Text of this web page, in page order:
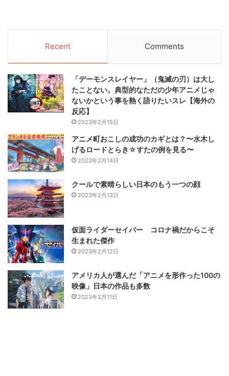
Recent Comments
「デーモンスレイヤー」（鬼滅の刃）は大し
たことない。典型的なただの少年アニメじゃ
ないかという事を熱く語りたいスレ【海外の
反応】
2023年2月15日
アニメ町おこしの成功のカギとは？〜水木し
げるロードとらき☆すたの例を見る〜
2023年2月14日
クールで素晴らしい日本のもう一つの顔
2023年2月13日
仮面ライダーセイバー コロナ禍だからこそ
生まれた傑作
2023年2月12日
アメリカ人が選んだ「アニメを形作った100の
映像」日本の作品も多数
2023年2月11日